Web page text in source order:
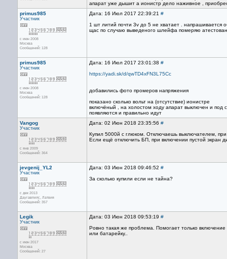
апарат уже дышит а ионистр дело наживное ,
primus985
Участник
с июн 2008
Москва
Сообщений: 128
Дата: 16 Июл 2017 22:39:21 #
1 шт литий почти 3v до 5 не хватает . напрашивается
щас по случаю выведеного шлейфа померяю
primus985
Участник
с июн 2008
Москва
Сообщений: 128
Дата: 16 Июл 2017 23:01:38 #
https://yadi.sk/d/qwTD4xFN3L75Cc
добавились фото промеров напряжения
показано сколько вольт на (отсутствие) ионистре
включёный , на холостом ходу апарат выключен и под
появляются и правильно идут
Vangog
Участник
с янв 2009
Сообщений: 364
Дата: 02 Июн 2018 23:35:56 #
Купил 5000й с глюком. Отключаешь выключателем,
Если ещё отключить БП, при включении пустой экран
jevgenij_YL2
Участник
с дек 2013
Даугавпилс, Латвия
Сообщений: 357
Дата: 03 Июн 2018 09:46:52 #
За сколько купили если не тайна?
Legik
Участник
с июн 2017
Москва
Сообщений: 27
Дата: 03 Июн 2018 09:53:19 #
Ровно такая же проблема. Помогает только
или батарейку..